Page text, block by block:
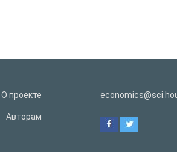
О проекте
Авторам